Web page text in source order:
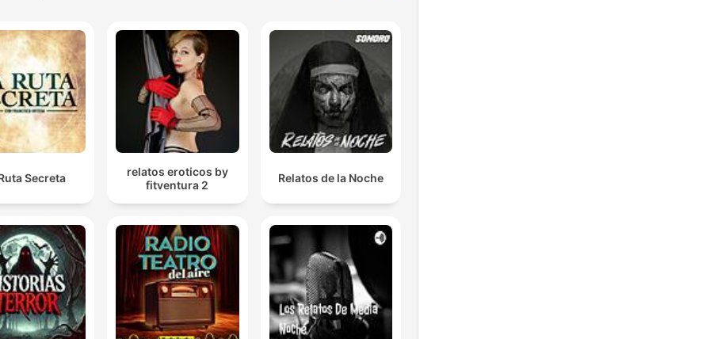
Secreta
relatos eroticos by
fitventura 2
Relatos de la Noche